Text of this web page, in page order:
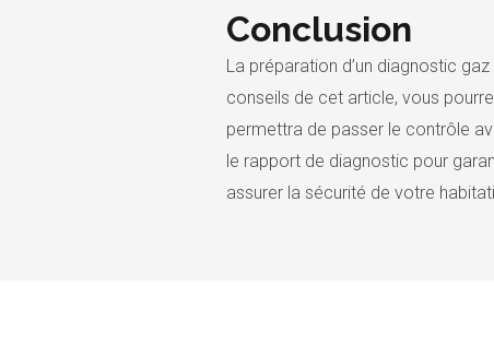
Conclusion
La préparation d’un diagnostic
conseils de cet article, vous
permettra de passer le contrôle
le rapport de diagnostic pour
assurer la sécurité de votre